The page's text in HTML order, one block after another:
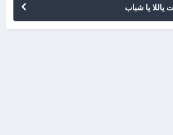
ياللا يا شباب